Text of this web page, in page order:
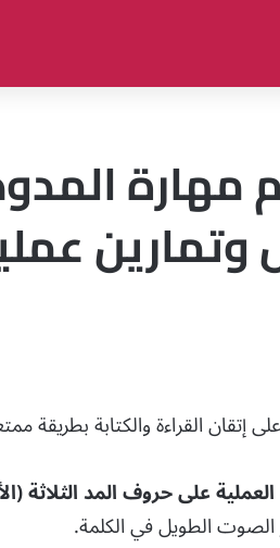
مهارة
إتقان القراءة والكتابة بطريقة
على حروف المد الثلاثة
الطويل في الكلمة.